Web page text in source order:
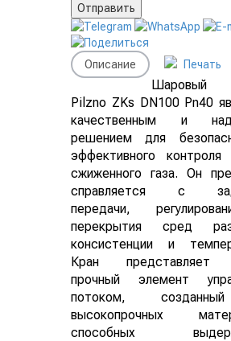
Описание Печать
Шаровый
Pilzno ZKs DN100 Pn40
качественным и
решением для
эффективного контроля
сжиженного газа. Он
справляется с
передачи,
перекрытия сред
консистенции и
Кран представляет
прочный элемент
потоком,
высокопрочных
способных